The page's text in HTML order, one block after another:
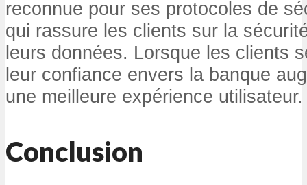
reconnue pour ses protocoles de
qui rassure les clients sur la
leurs données. Lorsque les clients
leur confiance envers la banque
une meilleure expérience utilisateur.
Conclusion